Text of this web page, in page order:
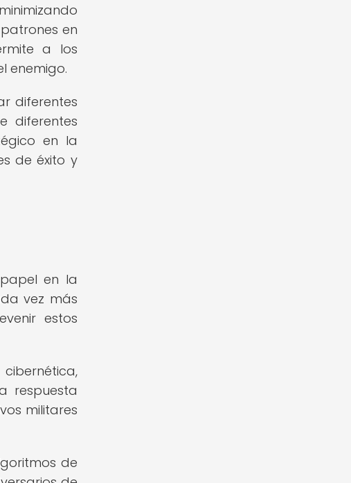
en
a los
enemigo.
diferentes
diferentes
en la
de éxito y
en la
vez más
estos
respuesta
militares
de